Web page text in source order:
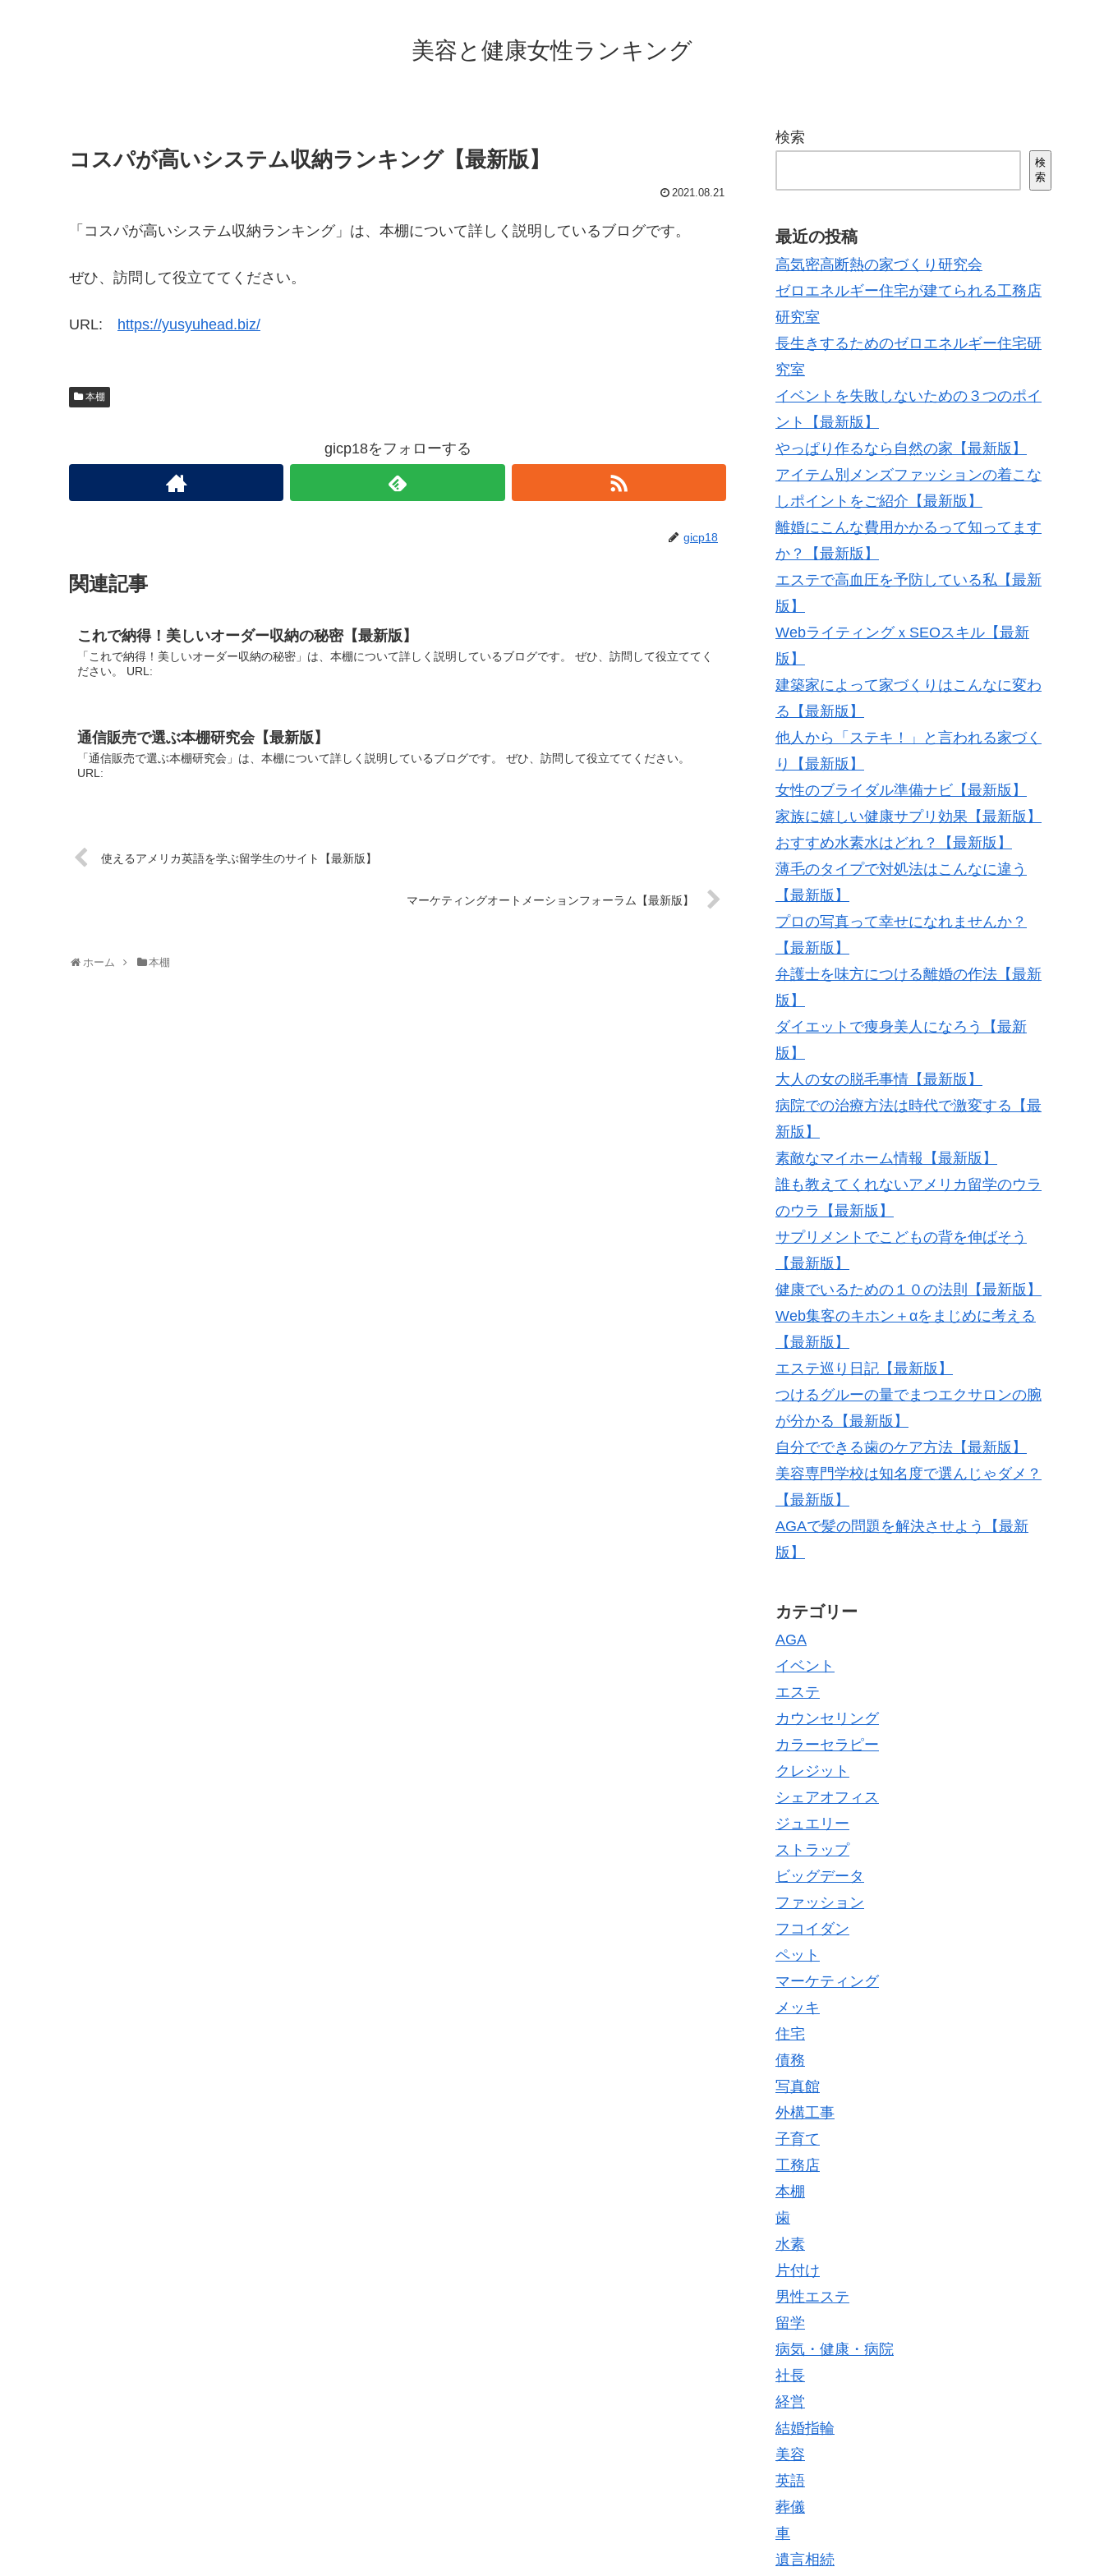
美容と健康女性ランキング
コスパが高いシステム収納ランキング【最新版】
2021.08.21
「コスパが高いシステム収納ランキング」は、本棚について詳しく説明しているブログです。
ぜひ、訪問して役立ててください。
URL: https://yusyuhead.biz/
本棚
gicp18をフォローする
gicp18
関連記事
これで納得！美しいオーダー収納の秘密【最新版】
「これで納得！美しいオーダー収納の秘密」は、本棚について詳しく説明しているブログです。 ぜひ、訪問して役立ててく
ださい。 URL:
通信販売で選ぶ本棚研究会【最新版】
「通信販売で選ぶ本棚研究会」は、本棚について詳しく説明しているブログです。 ぜひ、訪問して役立ててください。
URL:
使えるアメリカ英語を学ぶ留学生のサイト【最新版】
マーケティングオートメーションフォーラム【最新版】
ホーム 本棚
検索
検
索
最近の投稿
高気密高断熱の家づくり研究会
ゼロエネルギー住宅が建てられる工務店
研究室
長生きするためのゼロエネルギー住宅研
究室
イベントを失敗しないための３つのポイ
ント【最新版】
やっぱり作るなら自然の家【最新版】
アイテム別メンズファッションの着こな
しポイントをご紹介【最新版】
離婚にこんな費用かかるって知ってます
か？【最新版】
エステで高血圧を予防している私【最新
版】
WebライティングｘSEOスキル【最新
版】
建築家によって家づくりはこんなに変わ
る【最新版】
他人から「ステキ！」と言われる家づく
り【最新版】
女性のブライダル準備ナビ【最新版】
家族に嬉しい健康サプリ効果【最新版】
おすすめ水素水はどれ？【最新版】
薄毛のタイプで対処法はこんなに違う
【最新版】
プロの写真って幸せになれませんか？
【最新版】
弁護士を味方につける離婚の作法【最新
版】
ダイエットで痩身美人になろう【最新
版】
大人の女の脱毛事情【最新版】
病院での治療方法は時代で激変する【最
新版】
素敵なマイホーム情報【最新版】
誰も教えてくれないアメリカ留学のウラ
のウラ【最新版】
サプリメントでこどもの背を伸ばそう
【最新版】
健康でいるための１０の法則【最新版】
Web集客のキホン＋αをまじめに考える
【最新版】
エステ巡り日記【最新版】
つけるグルーの量でまつエクサロンの腕
が分かる【最新版】
自分でできる歯のケア方法【最新版】
美容専門学校は知名度で選んじゃダメ？
【最新版】
AGAで髪の問題を解決させよう【最新
版】
カテゴリー
AGA
イベント
エステ
カウンセリング
カラーセラピー
クレジット
シェアオフィス
ジュエリー
ストラップ
ビッグデータ
ファッション
フコイダン
ペット
マーケティング
メッキ
住宅
債務
写真館
外構工事
子育て
工務店
本棚
歯
水素
片付け
男性エステ
留学
病気・健康・病院
社長
経営
結婚指輪
美容
英語
葬儀
車
遺言相続